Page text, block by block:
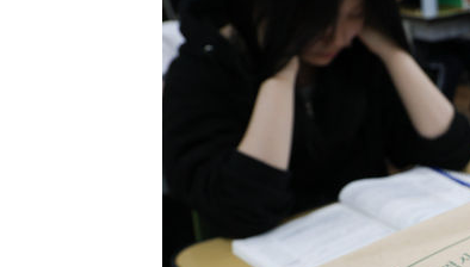
[속보]이강인 "감독님이 원하는 마음 느꼈고, 많
수도권 40도 육박 '펄펄'…동해안 일부 지역엔
온열질환 사망자 3명 늘어…누적 환자 3000명 돌
강릉에 시간당 81.4㎜ 물폭탄…도로 잠기고 담벼락
백운산서 80년근 천종산삼 9뿌리 발견…감정가
선재도서 해루질 나섰다 실종 60대, 닷새 만에 숨진
남자 농구, 나고야 아시안게임서 '홈팀' 일본과 한일전
여수 오동도 해상서 모터보트 전복…1명 사망·1명